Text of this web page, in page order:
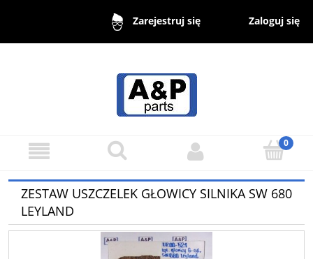
Zarejestruj się Zaloguj się
ZESTAW USZCZELEK GŁOWICY SILNIKA SW 680
LEYLAND